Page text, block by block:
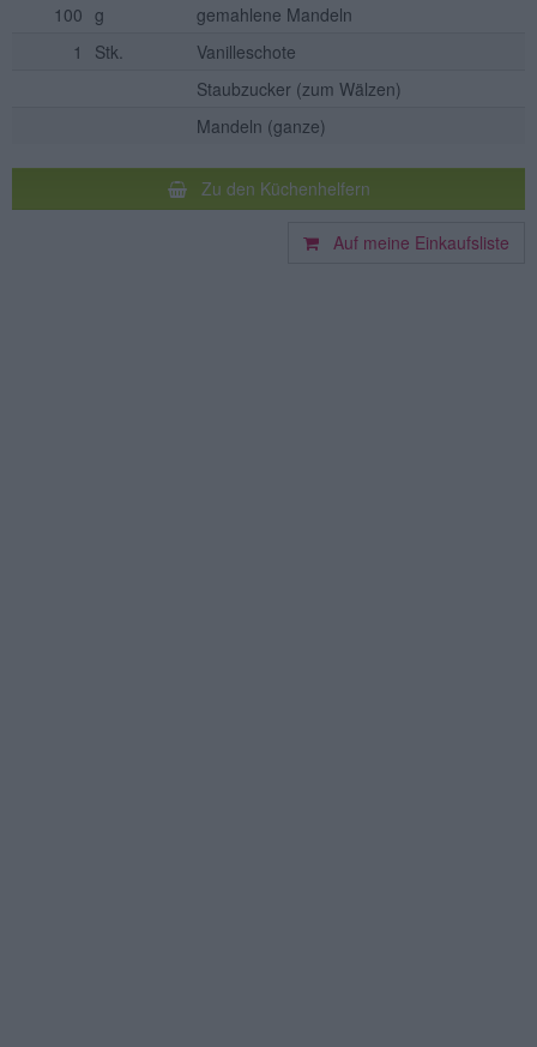
100 g
gemahlene Mandeln
1
Stk.
Vanilleschote
Staubzucker (zum Wälzen)
Mandeln (ganze)
Zu den Küchenhelfern
Auf meine Einkaufsliste